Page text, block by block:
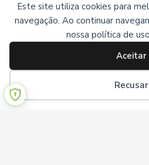
Este site utiliza cookies para
navegação. Ao continuar
nossa política de
Aceitar
Recusar